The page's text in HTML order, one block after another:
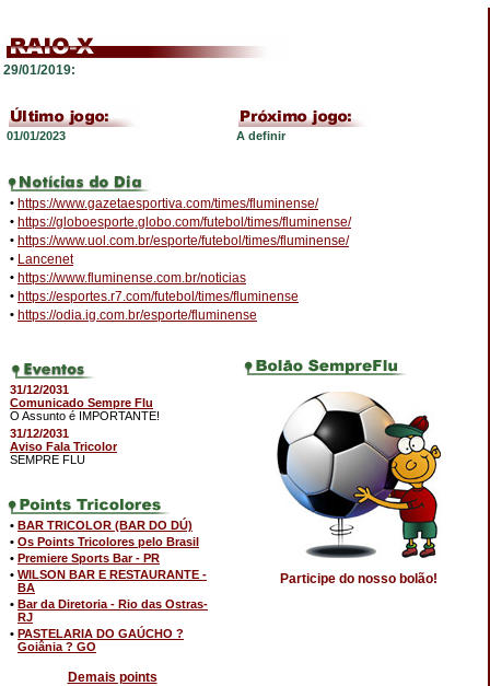
29/01/2019:
01/01/2023 A definir
• https://www.gazetaesportiva.com/times/fluminense/
• https://globoesporte.globo.com/futebol/times/fluminense/
• https://www.uol.com.br/esporte/futebol/times/fluminense/
• Lancenet
• https://www.fluminense.com.br/noticias
• https://esportes.r7.com/futebol/times/fluminense
• https://odia.ig.com.br/esporte/fluminense
31/12/2031
Comunicado Sempre Flu
O Assunto é IMPORTANTE!
31/12/2031
Aviso Fala Tricolor
SEMPRE FLU
• BAR TRICOLOR (BAR DO DÚ)
• Os Points Tricolores pelo Brasil
• Premiere Sports Bar - PR
• WILSON BAR E RESTAURANTE -
BA
• Bar da Diretoria - Rio das Ostras-
RJ
• PASTELARIA DO GAÚCHO ?
Goiânia ? GO
Demais points
Participe do nosso bolão!